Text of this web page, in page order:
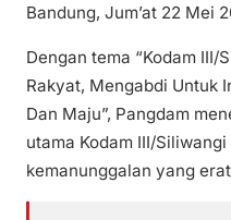
Bandung, Jum’at 22 Mei
Dengan tema “Kodam
Rakyat, Mengabdi Untuk
Dan Maju”, Pangdam
utama Kodam III/
kemanunggalan yang